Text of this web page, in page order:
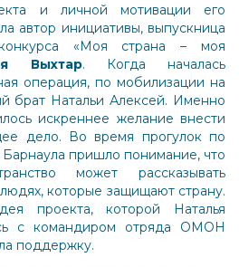
и личной мотивации его
автор инициативы, выпускница
конкурса «Моя страна – моя
Выхтар. Когда началась
операция, по мобилизации на
брат Натальи Алексей. Именно
искреннее желание внести
дело. Во время прогулок по
Барнаула пришло понимание, что
может рассказывать
которые защищают страну.
проекта, которой Наталья
с командиром отряда ОМОН
поддержку.